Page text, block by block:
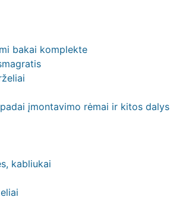
bakai komplekte
įmontavimo rėmai ir kitos dalys
kabliukai